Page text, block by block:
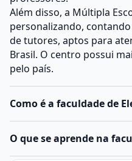
Além disso, a Múltipla
personalizando,
de tutores, aptos para
Brasil. O centro possui
pelo país.
Como é a faculdade de
O que se aprende na